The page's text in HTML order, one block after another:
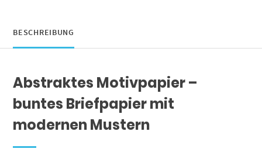
BESCHREIBUNG
Abstraktes Motivpapier –
buntes Briefpapier mit
modernen Mustern